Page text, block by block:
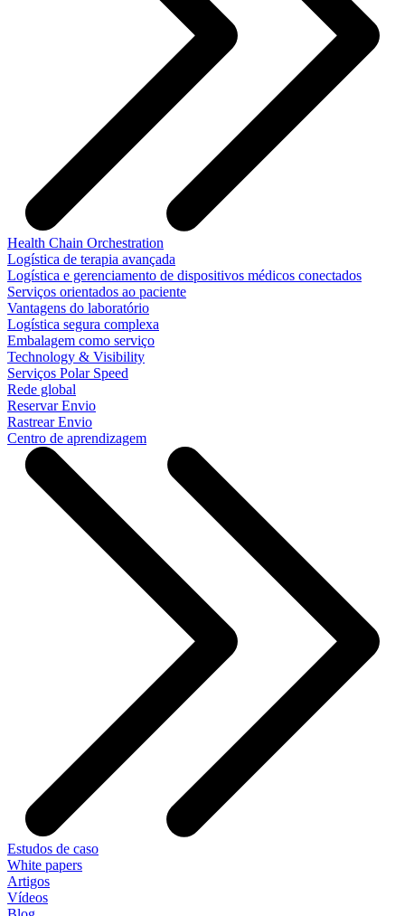
Health Chain Orchestration
Logística de terapia avançada
Logística e gerenciamento de dispositivos médicos conectados
Serviços orientados ao paciente
Vantagens do laboratório
Logística segura complexa
Embalagem como serviço
Technology & Visibility
Serviços Polar Speed
Rede global
Reservar Envio
Rastrear Envio
Centro de aprendizagem
Estudos de caso
White papers
Artigos
Vídeos